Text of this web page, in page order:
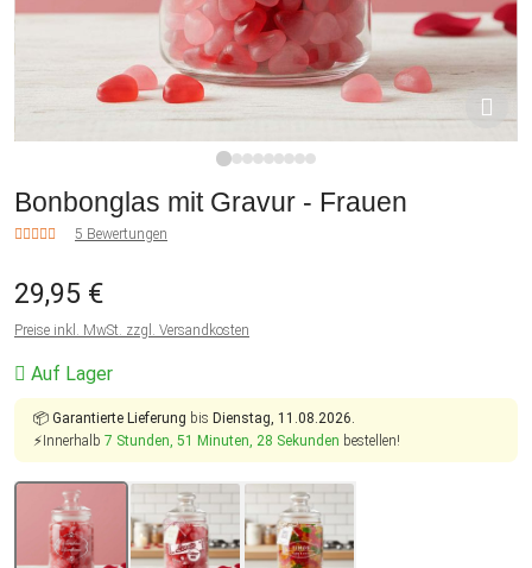
Bonbonglas mit Gravur - Frauen
5 Bewertungen
29,95 €
Preise inkl. MwSt. zzgl. Versandkosten
Auf Lager
📦 Garantierte Lieferung bis Dienstag, 11.08.2026.
⚡Innerhalb 7 Stunden, 51 Minuten, 27 Sekunden bestellen!